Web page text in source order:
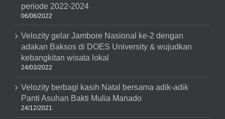
periode 2022-2024
06/06/2022
Velozity gelar Jambore Nasional ke-2 dengan
adakan Baksos di DOES University & wujudkan
kebangkitan wisata lokal
24/03/2022
Velozity berbagi kasih Natal bersama adik-adik
Panti Asuhan Bakti Mulia Manado
24/12/2021